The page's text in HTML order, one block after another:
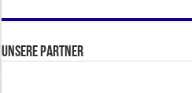
Unsere Partner